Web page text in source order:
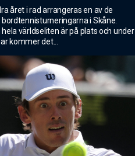
året i rad arrangeras en av de
i Skåne.
hela världseliten är på plats och under
kommer det...